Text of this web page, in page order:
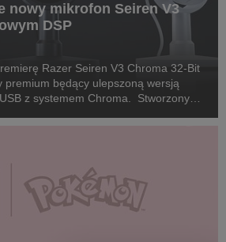
nowy mikrofon Seiren V3
DSP
Razer Seiren V3 Chroma 32-Bit
premium będący ulepszoną wersją
z systemem Chroma. Stworzony
tradycyjnego sp...